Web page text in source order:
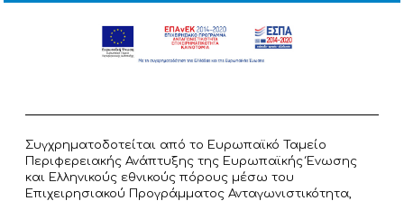
Συγχρηματοδοτείται από το Ευρωπαϊκό Ταμείο
Περιφερειακής Ανάπτυξης της Ευρωπαϊκής Ένωσης
και Ελληνικούς εθνικούς πόρους μέσω του
Επιχειρησιακού Προγράμματος Ανταγωνιστικότητα,